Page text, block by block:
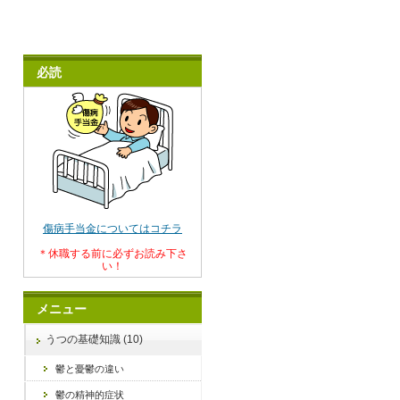
必読
傷病手当金についてはコチラ
＊休職する前に必ずお読み下さ
い！
メニュー
うつの基礎知識 (10)
鬱と憂鬱の違い
鬱の精神的症状